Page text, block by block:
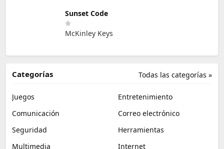
Sunset Code
McKinley Keys
Todas las categorías »
Categorías
Juegos
Entretenimiento
Comunicación
Correo electrónico
Seguridad
Herramientas
Multimedia
Internet